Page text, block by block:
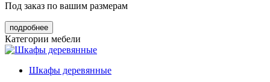
Под заказ по вашим размерам
подробнее
Категории мебели
Шкафы деревянные